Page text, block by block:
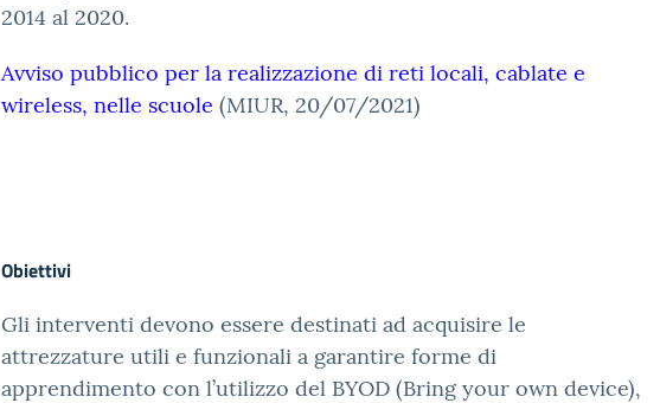
2014 al 2020.
Avviso pubblico per la realizzazione di reti locali, cablate e
wireless, nelle scuole (MIUR, 20/07/2021)
Obiettivi
Gli interventi devono essere destinati ad acquisire le
attrezzature utili e funzionali a garantire forme di
apprendimento con l’utilizzo del BYOD (Bring your own device),